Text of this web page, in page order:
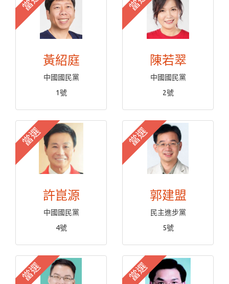
黃紹庭
中國國民黨
1號
陳若翠
中國國民黨
2號
當選
許崑源
中國國民黨
4號
當選
郭建盟
民主進步黨
5號
當選 當選